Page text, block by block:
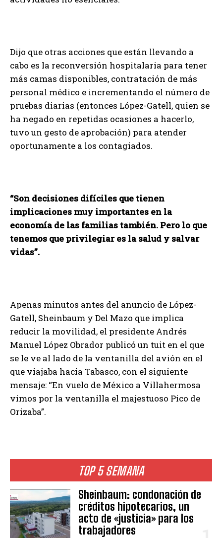
TOP 5 SEMANA
Sheinbaum: condonación de
créditos hipotecarios, un
acto de «justicia» para los
trabajadores
Dijo que otras acciones que están llevando a
cabo es la reconversión hospitalaria para tener
más camas disponibles, contratación de más
personal médico e incrementando el número de
pruebas diarias (entonces López-Gatell, quien se
ha negado en repetidas ocasiones a hacerlo,
tuvo un gesto de aprobación) para atender
oportunamente a los contagiados.
“Son decisiones difíciles que tienen
implicaciones muy importantes en la
economía de las familias también. Pero lo que
tenemos que privilegiar es la salud y salvar
vidas”.
Apenas minutos antes del anuncio de López-
Gatell, Sheinbaum y Del Mazo que implica
reducir la movilidad, el presidente Andrés
Manuel López Obrador publicó un tuit en el que
se le ve al lado de la ventanilla del avión en el
que viajaba hacia Tabasco, con el siguiente
mensaje: “En vuelo de México a Villahermosa
vimos por la ventanilla el majestuoso Pico de
Orizaba”.